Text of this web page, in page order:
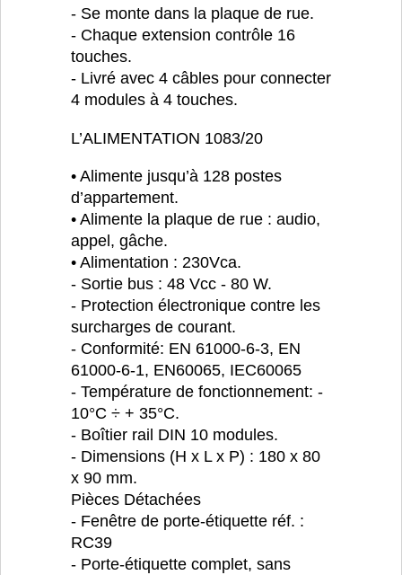
- Se monte dans la plaque de rue.
- Chaque extension contrôle 16
touches.
- Livré avec 4 câbles pour connecter
4 modules à 4 touches.
L’ALIMENTATION 1083/20
• Alimente jusqu’à 128 postes
d’appartement.
• Alimente la plaque de rue : audio,
appel, gâche.
• Alimentation : 230Vca.
- Sortie bus : 48 Vcc - 80 W.
- Protection électronique contre les
surcharges de courant.
- Conformité: EN 61000-6-3, EN
61000-6-1, EN60065, IEC60065
- Température de fonctionnement: -
10°C ÷ + 35°C.
- Boîtier rail DIN 10 modules.
- Dimensions (H x L x P) : 180 x 80
x 90 mm.
Pièces Détachées
- Fenêtre de porte-étiquette réf. :
RC39
- Porte-étiquette complet, sans